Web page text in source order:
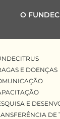
O
E DOENÇAS
E
DE